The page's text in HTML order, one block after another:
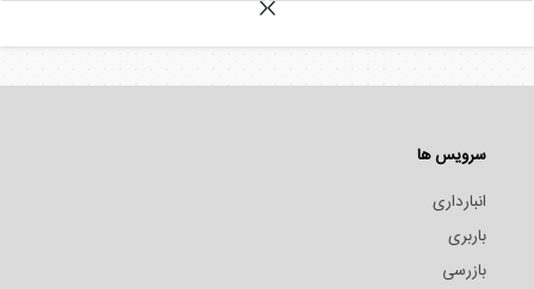
سرویس ها
انبارداری
باربری
بازرسی